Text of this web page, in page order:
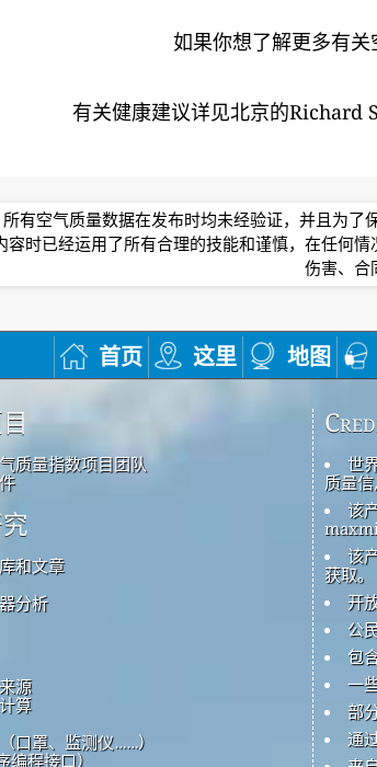
如果你想了解更多有
有关健康建议详见北京的Richard
所有空气质量数据在发布时均未经验证，并且为了
容时已经运用了所有合理的技能和谨慎，在任何情
伤害、合
首页 这里 地图
质量指数项目团队
和文章
分析
源
算
口罩、监测仪……）
程接口）
世
质量
该
该
获取。
开
公
包
一
部
通